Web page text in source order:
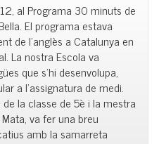
al Programa 30 minuts de
El programa estava
de l’anglès a Catalunya en
La nostra Escola va
que s’hi desenvolupa,
a l’assignatura de medi.
la classe de 5è i la mestra
Mata, va fer una breu
amb la samarreta